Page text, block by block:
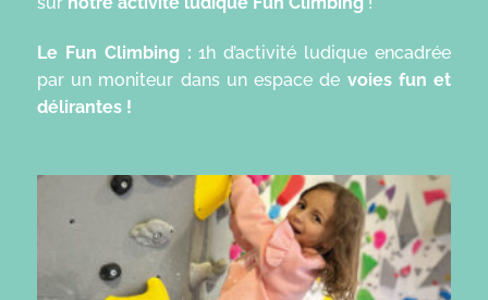
Le Fun Climbing :1h d’activité ludique encadrée
par un moniteur dans un espace de voies fun et
délirantes !